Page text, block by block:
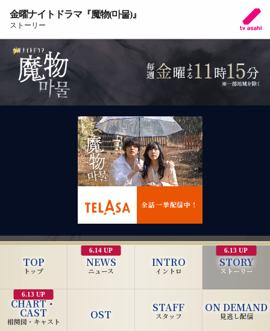
金曜ナイトドラマ『魔物(마물)』
ストーリー
全話一挙配信中！
TOP
トップ
NEWS
ニュース
6.14 UP
INTRO
イントロ
STORY
ストーリー
6.13 UP
CHART・
CAST
相関図・キャスト
6.13 UP
OST
STAFF
スタッフ
ON DEMAND
見逃し配信